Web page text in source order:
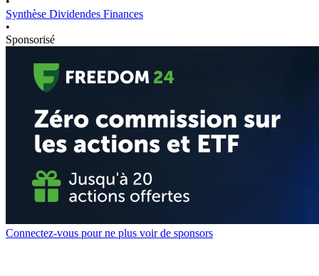
Synthèse Dividendes Finances
•
Sponsorisé
Connectez-vous pour ne plus voir de sponsors